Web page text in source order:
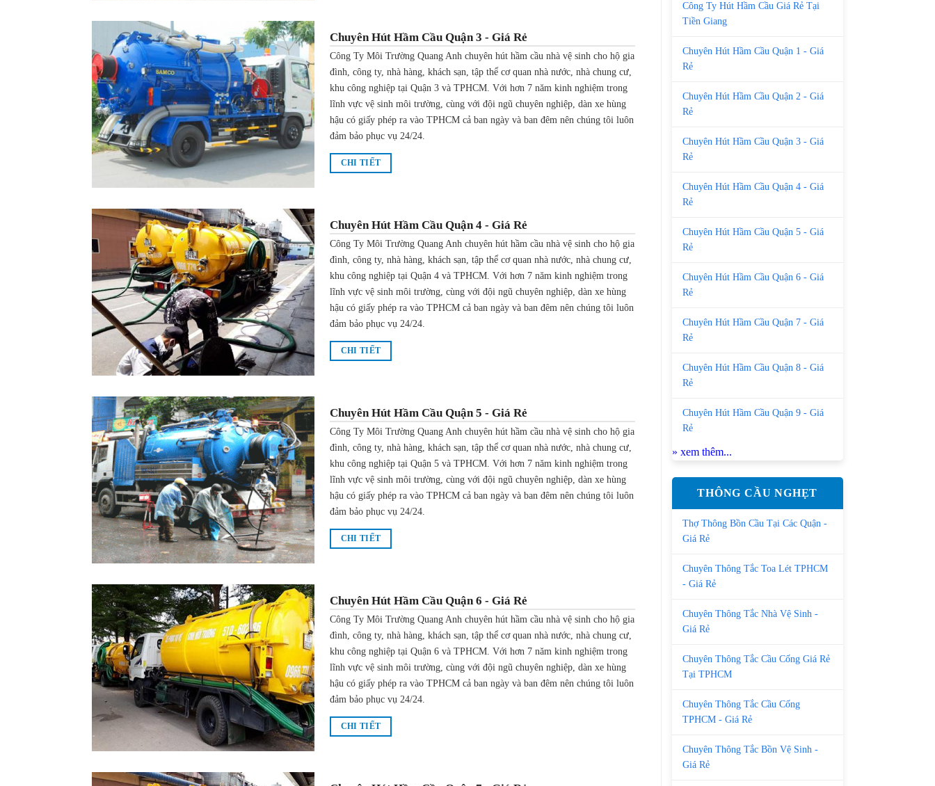
Chuyên Hút Hầm Cầu Quận 3 - Giá Rẻ
Công Ty Môi Trường Quang Anh chuyên hút hầm cầu nhà vệ sinh cho hộ gia
đình, công ty, nhà hàng, khách sạn, tập thể cơ quan nhà nước, nhà chung cư,
khu công nghiệp tại Quận 3 và TPHCM. Với hơn 7 năm kinh nghiệm trong
lĩnh vực vệ sinh môi trường, cùng với đội ngũ chuyên nghiệp, dàn xe hùng
hậu có giấy phép ra vào TPHCM cả ban ngày và ban đêm nên chúng tôi luôn
đảm bảo phục vụ 24/24.
CHI TIẾT
Chuyên Hút Hầm Cầu Quận 4 - Giá Rẻ
Công Ty Môi Trường Quang Anh chuyên hút hầm cầu nhà vệ sinh cho hộ gia
đình, công ty, nhà hàng, khách sạn, tập thể cơ quan nhà nước, nhà chung cư,
khu công nghiệp tại Quận 4 và TPHCM. Với hơn 7 năm kinh nghiệm trong
lĩnh vực vệ sinh môi trường, cùng với đội ngũ chuyên nghiệp, dàn xe hùng
hậu có giấy phép ra vào TPHCM cả ban ngày và ban đêm nên chúng tôi luôn
đảm bảo phục vụ 24/24.
CHI TIẾT
Chuyên Hút Hầm Cầu Quận 5 - Giá Rẻ
Công Ty Môi Trường Quang Anh chuyên hút hầm cầu nhà vệ sinh cho hộ gia
đình, công ty, nhà hàng, khách sạn, tập thể cơ quan nhà nước, nhà chung cư,
khu công nghiệp tại Quận 5 và TPHCM. Với hơn 7 năm kinh nghiệm trong
lĩnh vực vệ sinh môi trường, cùng với đội ngũ chuyên nghiệp, dàn xe hùng
hậu có giấy phép ra vào TPHCM cả ban ngày và ban đêm nên chúng tôi luôn
đảm bảo phục vụ 24/24.
CHI TIẾT
Chuyên Hút Hầm Cầu Quận 6 - Giá Rẻ
Công Ty Môi Trường Quang Anh chuyên hút hầm cầu nhà vệ sinh cho hộ gia
đình, công ty, nhà hàng, khách sạn, tập thể cơ quan nhà nước, nhà chung cư,
khu công nghiệp tại Quận 6 và TPHCM. Với hơn 7 năm kinh nghiệm trong
lĩnh vực vệ sinh môi trường, cùng với đội ngũ chuyên nghiệp, dàn xe hùng
hậu có giấy phép ra vào TPHCM cả ban ngày và ban đêm nên chúng tôi luôn
đảm bảo phục vụ 24/24.
CHI TIẾT
Công Ty Hút Hầm Cầu Giá Rẻ Tại
Tiền Giang
Chuyên Hút Hầm Cầu Quận 1 - Giá
Rẻ
Chuyên Hút Hầm Cầu Quận 2 - Giá
Rẻ
Chuyên Hút Hầm Cầu Quận 3 - Giá
Rẻ
Chuyên Hút Hầm Cầu Quận 4 - Giá
Rẻ
Chuyên Hút Hầm Cầu Quận 5 - Giá
Rẻ
Chuyên Hút Hầm Cầu Quận 6 - Giá
Rẻ
Chuyên Hút Hầm Cầu Quận 7 - Giá
Rẻ
Chuyên Hút Hầm Cầu Quận 8 - Giá
Rẻ
Chuyên Hút Hầm Cầu Quận 9 - Giá
Rẻ
» xem thêm...
THÔNG CẦU NGHẸT
Thợ Thông Bồn Cầu Tại Các Quận -
Giá Rẻ
Chuyên Thông Tắc Toa Lét TPHCM
- Giá Rẻ
Chuyên Thông Tắc Nhà Vệ Sinh -
Giá Rẻ
Chuyên Thông Tắc Cầu Cống Giá Rẻ
Tại TPHCM
Chuyên Thông Tắc Cầu Cống
TPHCM - Giá Rẻ
Chuyên Thông Tắc Bồn Vệ Sinh -
Giá Rẻ